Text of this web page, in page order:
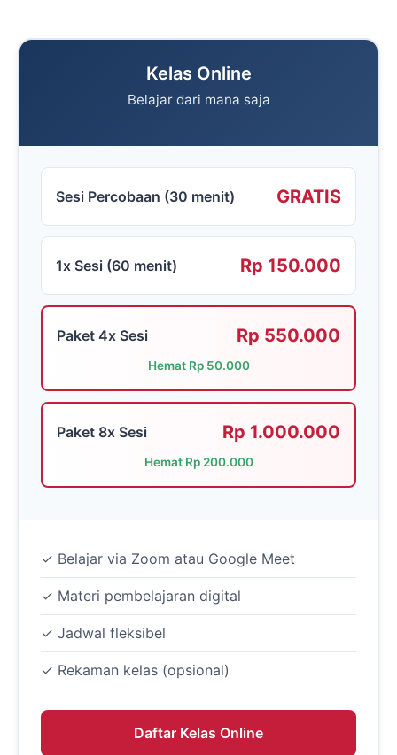
Kelas Online
Belajar dari mana saja
Sesi Percobaan (30 menit) GRATIS
1x Sesi (60 menit) Rp 150.000
Paket 4x Sesi Rp 550.000
Hemat Rp 50.000
Paket 8x Sesi Rp 1.000.000
Hemat Rp 200.000
✓ Belajar via Zoom atau Google Meet
✓ Materi pembelajaran digital
✓ Jadwal fleksibel
✓ Rekaman kelas (opsional)
Daftar Kelas Online